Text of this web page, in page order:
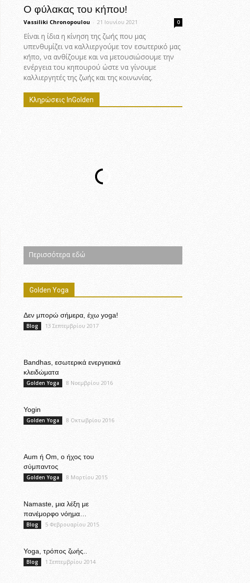
Ο φύλακας του κήπου!
Vassiliki Chronopoulou - 21 Ιουνίου 2021 0
Είναι η ίδια η κίνηση της ζωής που μας
υπενθυμίζει να καλλιεργούμε τον εσωτερικό μας
κήπο, να ανθίζουμε και να μετουσιώσουμε την
ενέργεια του κηπουρού ώστε να γίνουμε
καλλιεργητές της ζωής και της κοινωνίας.
Κληρώσεις InGolden
Περισσότερα εδώ
Golden Yoga
Δεν μπορώ σήμερα, έχω yoga!
Blog 13 Σεπτεμβρίου 2017
Bandhas, εσωτερικά ενεργειακά
κλειδώματα
Golden Yoga 8 Νοεμβρίου 2016
Yogin
Golden Yoga 8 Οκτωβρίου 2016
Aum ή Om, ο ήχος του
σύμπαντος
Golden Yoga 8 Μαρτίου 2015
Namaste, μια λέξη με
πανέμορφο νόημα…
Blog 5 Φεβρουαρίου 2015
Yoga, τρόπος ζωής..
Blog 1 Σεπτεμβρίου 2014